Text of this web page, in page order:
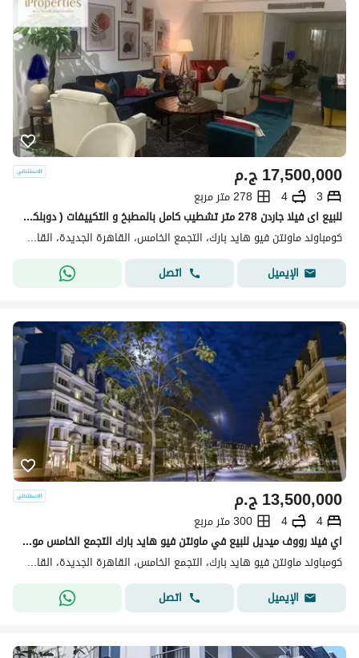
ج.م17,500,000
3
4
278 متر مربع
للبيع اى فيلا جاردن 278 متر تشطيب كامل بالمطبخ و التكييفات ( دوبلكس ارضى بحديقة ) استلام فوري ماونتن فيو هايد بارك التجمع الخامس
كومباوند ماونتن فيو هايد بارك، التجمع الخامس، القاهرة الجديدة، القاهرة
الإيميل
اتصل
ج.م13,500,000
4
4
300 متر مربع
اي فيلا رووف ميديل للبيع في ماونتن فيو هايد بارك التجمع الخامس موقع مميز جدا اقل من سعر السوق Mountain view hyde park
كومباوند ماونتن فيو هايد بارك، التجمع الخامس، القاهرة الجديدة، القاهرة
الإيميل
اتصل